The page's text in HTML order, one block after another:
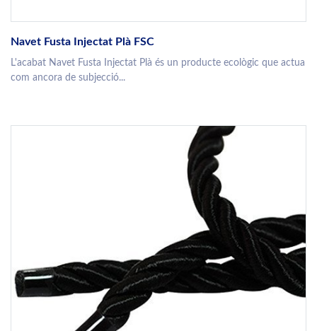
Navet Fusta Injectat Plà FSC
L'acabat Navet Fusta Injectat Plà és un producte ecològic que actua
com ancora de subjecció...